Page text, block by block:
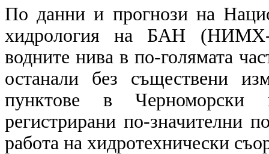
По данни и прогнози на
хидрология на БАН (НИМХ-
водните нива в по-голямата
останали без съществени
пунктове в Черноморски
регистрирани по-значителни
работа на хидротехнически